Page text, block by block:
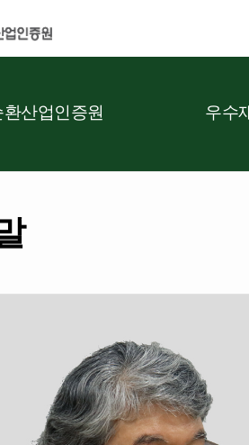
산업인증원 우수